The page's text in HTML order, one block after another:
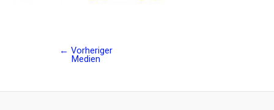
← Vorheriger
Medien